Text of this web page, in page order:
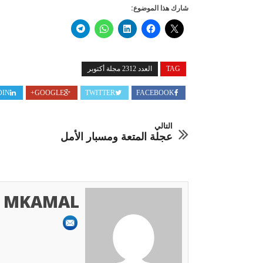
شارك هذا الموضوع:
TAG العدد 2312 مجلة أكتوبر
FACEBOOK
TWITTER
GOOGLE+
التالي
عجلة المتعة ومسبار الأمل
MKAMAL